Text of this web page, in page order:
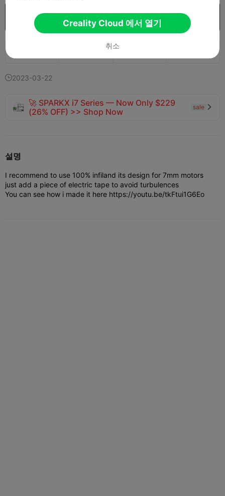
구입
2023-03-22
🚀 SPARKX i7 Series — Now Only $229
(26% OFF) >> Shop Now
sale 
설명
I recommend to use 100% infiland its design for 7mm motors
just add a piece of electric tape to avoid turbulences
You can see how i made it here https://youtu.be/tkFtui1G6Eo
Creality Cloud 에서 열기
취소